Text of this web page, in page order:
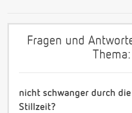
Fragen und
Thema:
nicht schwanger durch
Stillzeit?